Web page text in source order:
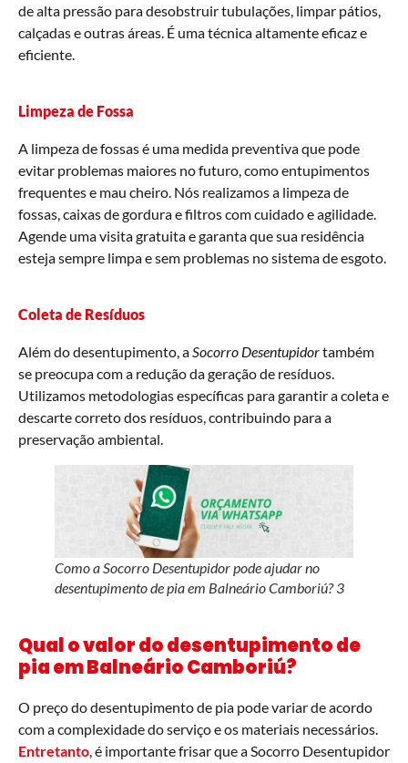
de alta pressão para desobstruir tubulações, limpar pátios,
calçadas e outras áreas. É uma técnica altamente eficaz e
eficiente.
Limpeza de Fossa
A limpeza de fossas é uma medida preventiva que pode
evitar problemas maiores no futuro, como entupimentos
frequentes e mau cheiro. Nós realizamos a limpeza de
fossas, caixas de gordura e filtros com cuidado e agilidade.
Agende uma visita gratuita e garanta que sua residência
esteja sempre limpa e sem problemas no sistema de esgoto.
Coleta de Resíduos
Além do desentupimento, a Socorro Desentupidortambém
se preocupa com a redução da geração de resíduos.
Utilizamos metodologias específicas para garantir a coleta e
descarte correto dos resíduos, contribuindo para a
preservação ambiental.
Como a Socorro Desentupidor pode ajudar no
desentupimento de pia em Balneário Camboriú? 3
Qual o valor do desentupimento de
pia em Balneário Camboriú?
O preço do desentupimento de pia pode variar de acordo
com a complexidade do serviço e os materiais necessários.
Entretanto, é importante frisar que a Socorro Desentupidor